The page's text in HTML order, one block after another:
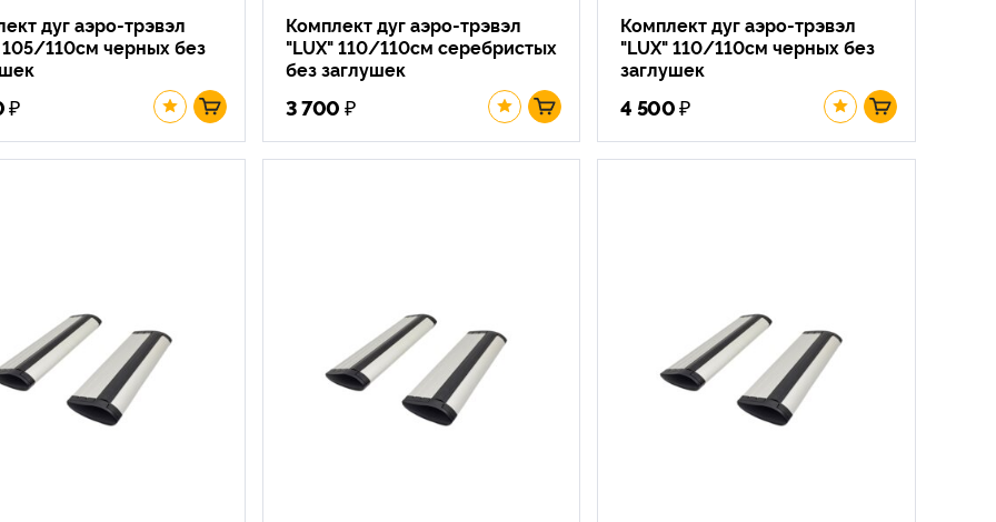
дуг аэро-трэвэл
105/110см черных без
₽
Комплект дуг аэро-трэвэл
"LUX" 110/110см серебристых
без заглушек
3 700 ₽
Комплект дуг аэро-трэвэл
"LUX" 110/110см черных без
заглушек
4 500₽